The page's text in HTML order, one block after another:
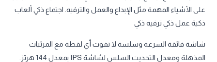
على الأشياء المهمة مثل الإبداع والعمل والترفيه. اجتماع ذكي ألعاب
ذكية عمل ذكي ترفيه ذكي
شاشة فائقة السرعة وسلسة لا تفوت أي لقطة مع المرئيات
المذهلة ومعدل التحديث السلس لشاشة IPS بمعدل 144 هرتز.